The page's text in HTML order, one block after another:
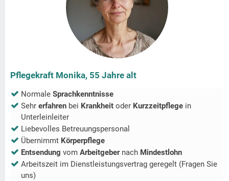
Pflegekraft Monika, 55 Jahre alt
Normale Sprachkenntnisse
Sehr erfahren bei Krankheit oder Kurzzeitpflege in
Unterleinleiter
Liebevolles Betreuungspersonal
Übernimmt Körperpflege
Entsendung vom Arbeitgeber nach Mindestlohn
Arbeitszeit im Dienstleistungsvertrag geregelt (Fragen Sie
uns)